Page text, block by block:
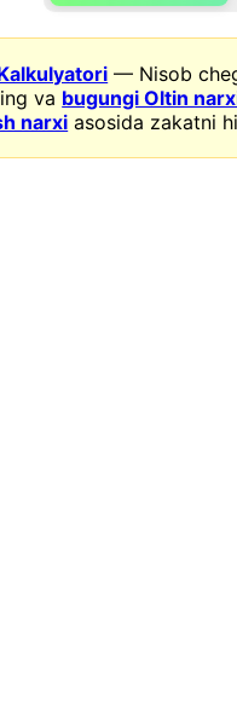
— Nisob
va bugungi Oltin
narxi asosida zakatni